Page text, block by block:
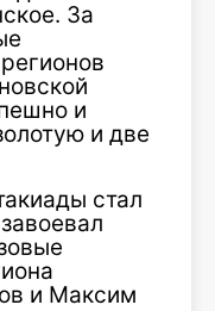
За
и
и две
стал
и Максим